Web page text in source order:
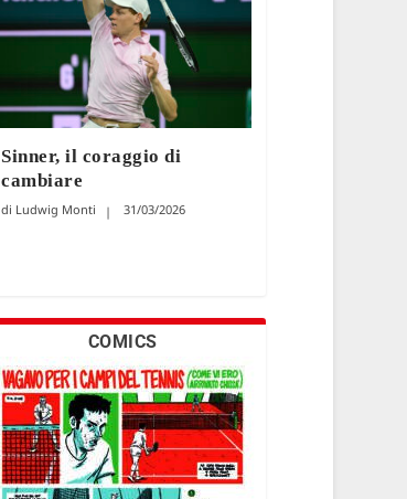
Sinner, il coraggio di
cambiare
Ludwig Monti 31/03/2026
COMICS